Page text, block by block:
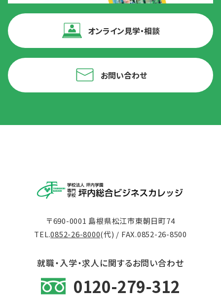
オンライン見学・相談
お問い合わせ
〒690-0001 島根県松江市東朝日町74
TEL.0852-26-8000(代) / FAX.0852-26-8500
就職・入学・求人に関するお問い合わせ
0120-279-312